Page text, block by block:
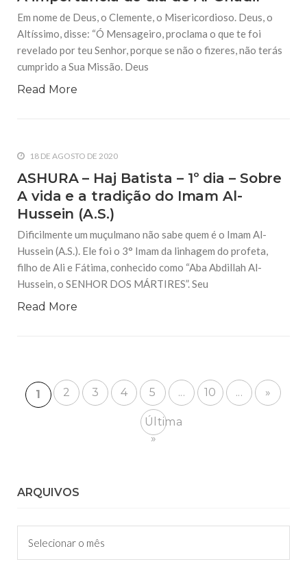
Em nome de Deus, o Clemente, o Misericordioso. Deus, o
Altíssimo, disse: “Ó Mensageiro, proclama o que te foi
revelado por teu Senhor, porque se não o fizeres, não terás
cumprido a Sua Missão. Deus
Read More
18 DE AGOSTO DE 2020
ASHURA – Haj Batista – 1º dia – Sobre
A vida e a tradição do Imam Al-
Hussein (A.S.)
Dificilmente um muçulmano não sabe quem é o Imam Al-
Hussein (A.S.). Ele foi o 3° Imam da linhagem do profeta,
filho de Ali e Fátima, conhecido como “Aba Abdillah Al-
Hussein, o SENHOR DOS MÁRTIRES”. Seu
Read More
1 2 3 4 5 ... 10 ... »
Última
»
ARQUIVOS
Arquivos